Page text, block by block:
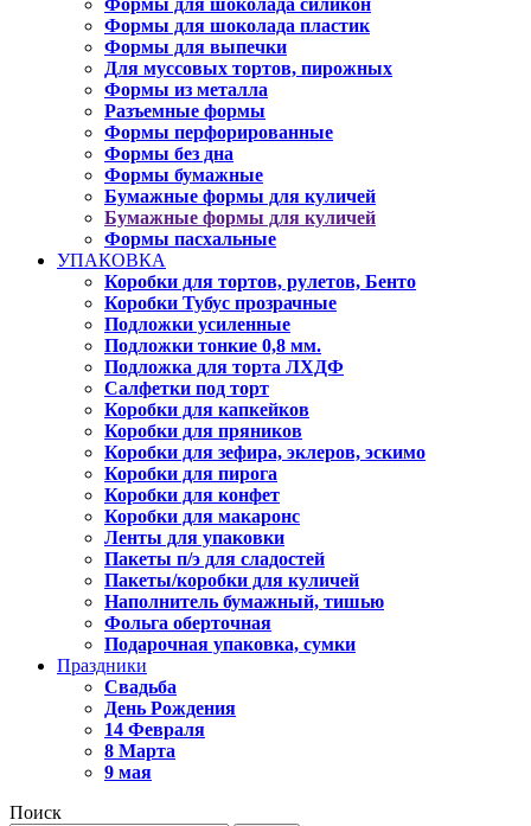
Формы для шоколада силикон
Формы для шоколада пластик
Формы для выпечки
Для муссовых тортов, пирожных
Формы из металла
Разъемные формы
Формы перфорированные
Формы без дна
Формы бумажные
Бумажные формы для куличей
Бумажные формы для куличей
Формы пасхальные
УПАКОВКА
Коробки для тортов, рулетов, Бенто
Коробки Тубус прозрачные
Подложки усиленные
Подложки тонкие 0,8 мм.
Подложка для торта ЛХДФ
Салфетки под торт
Коробки для капкейков
Коробки для пряников
Коробки для зефира, эклеров, эскимо
Коробки для пирога
Коробки для конфет
Коробки для макаронс
Ленты для упаковки
Пакеты п/э для сладостей
Пакеты/коробки для куличей
Наполнитель бумажный, тишью
Фольга оберточная
Подарочная упаковка, сумки
Праздники
Свадьба
День Рождения
14 Февраля
8 Марта
9 мая
Поиск